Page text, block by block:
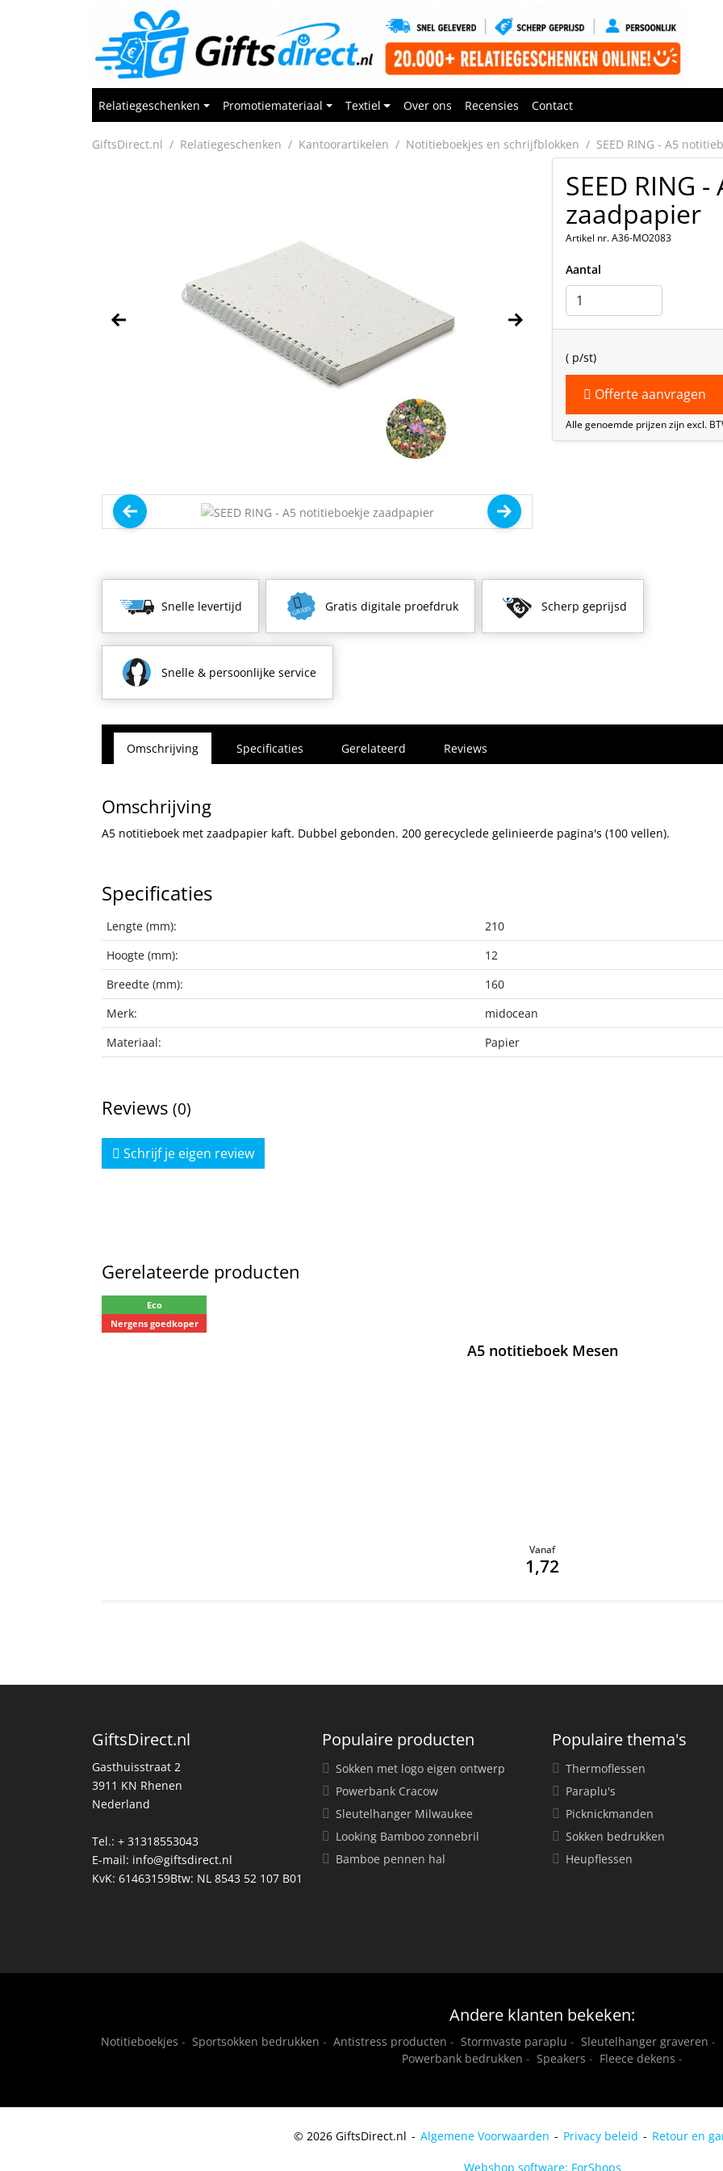
Relatiegeschenken
Promotiemateriaal Textiel Over ons Recensies Contact
GiftsDirect.nl Relatiegeschenken Kantoorartikelen Notitieboekjes en schrijfblokken SEED RING - A5
SEED RING
zaadpapier
Artikel nr. A36-MO2083
Aantal
( p/st)
Offerte aanvragen
Alle genoemde prijzen zijn excl.
Snelle levertijd Gratis digitale proefdruk Scherp geprijsd
Snelle & persoonlijke service
Omschrijving Specificaties Gerelateerd Reviews
Omschrijving
A5 notitieboek met zaadpapier kaft. Dubbel gebonden. 200 gerecyclede gelinieerde pagina's (100 vellen).
Specificaties
Lengte (mm):
210
Hoogte (mm):
12
Breedte (mm):
160
Merk:
midocean
Materiaal:
Papier
Reviews (0)
Schrijf je eigen review
Gerelateerde producten
Eco
Nergens goedkoper
A5 notitieboek Mesen
Vanaf
1,72
GiftsDirect.nl
Gasthuisstraat 2
3911 KN Rhenen
Nederland
Tel.: + 31318553043
E-mail: info@giftsdirect.nl
KvK: 61463159Btw: NL 8543 52 107 B01
Populaire producten
Sokken met logo eigen ontwerp
Powerbank Cracow
Sleutelhanger Milwaukee
Looking Bamboo zonnebril
Bamboe pennen hal
Populaire thema's
Thermoflessen
Paraplu's
Picknickmanden
Sokken bedrukken
Heupflessen
Andere klanten bekeken:
Notitieboekjes - Sportsokken bedrukken - Antistress producten - Stormvaste paraplu - Sleutelhanger graveren -
Powerbank bedrukken - Speakers - Fleece dekens -
© 2026 GiftsDirect.nl Algemene Voorwaarden Privacy beleid Retour en
Webshop software: ForShops